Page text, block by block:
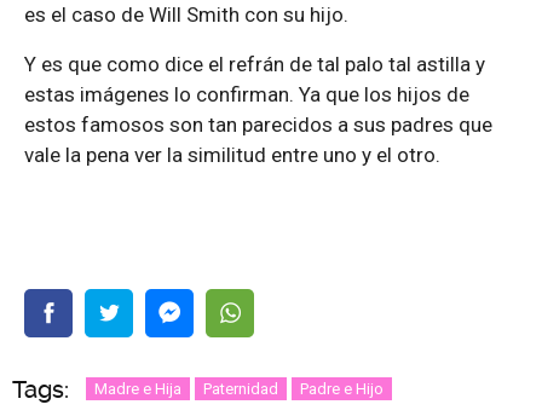
es el caso de Will Smith con su hijo.
Y es que como dice el refrán de tal palo tal astilla y
estas imágenes lo confirman. Ya que los hijos de
estos famosos son tan parecidos a sus padres que
vale la pena ver la similitud entre uno y el otro.
Tags: Madre e Hija Paternidad Padre e Hijo